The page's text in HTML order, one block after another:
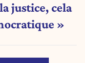
justice, cela
»